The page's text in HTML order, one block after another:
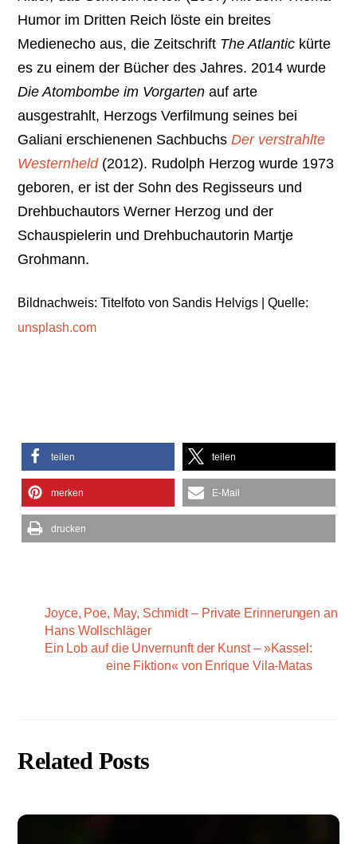
Humor im Dritten Reich löste ein breites
Medienecho aus, die Zeitschrift The Atlantic kürte
es zu einem der Bücher des Jahres. 2014 wurde
Die Atombombe im Vorgartenauf arte
ausgestrahlt, Herzogs Verfilmung seines bei
Galiani erschienenen SachbuchsDer verstrahlte
Westernheld (2012). Rudolph Herzog wurde 1973
geboren, er ist der Sohn des Regisseurs und
Drehbuchautors Werner Herzog und der
Schauspielerin und Drehbuchautorin Martje
Grohmann.
Bildnachweis: Titelfoto von Sandis Helvigs | Quelle:
unsplash.com
teilen teilen
merken E-Mail
drucken
Joyce, Poe, May, Schmidt – Private Erinnerungen an
Hans Wollschläger
Ein Lob auf die Unvernunft der Kunst – »Kassel:
eine Fiktion« von Enrique Vila-Matas
Related Posts